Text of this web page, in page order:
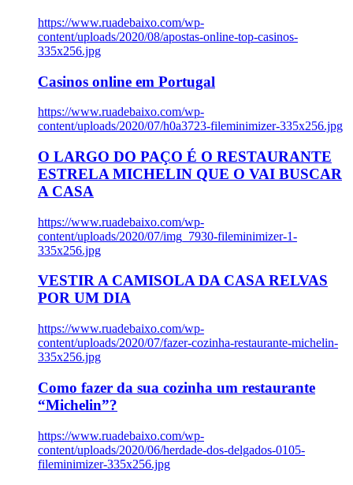
https://www.ruadebaixo.com/wp-
content/uploads/2020/08/apostas-online-top-casinos-
335x256.jpg
Casinos online em Portugal
https://www.ruadebaixo.com/wp-
content/uploads/2020/07/h0a3723-fileminimizer-335x256.jpg
O LARGO DO PAÇO É O RESTAURANTE
ESTRELA MICHELIN QUE O VAI BUSCAR
A CASA
https://www.ruadebaixo.com/wp-
content/uploads/2020/07/img_7930-fileminimizer-1-
335x256.jpg
VESTIR A CAMISOLA DA CASA RELVAS
POR UM DIA
https://www.ruadebaixo.com/wp-
content/uploads/2020/07/fazer-cozinha-restaurante-michelin-
335x256.jpg
Como fazer da sua cozinha um restaurante
“Michelin”?
https://www.ruadebaixo.com/wp-
content/uploads/2020/06/herdade-dos-delgados-0105-
fileminimizer-335x256.jpg